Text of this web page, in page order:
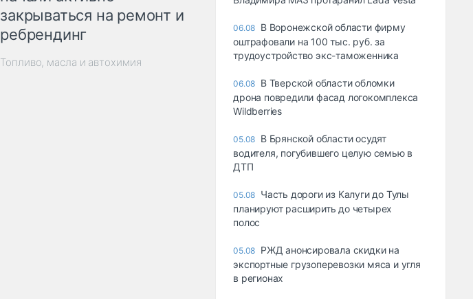
закрываться на ремонт и
ребрендинг
Топливо, масла и автохимия
06.08 В Воронежской области фирму
оштрафовали на 100 тыс. руб. за
трудоустройство экс-таможенника
06.08 В Тверской области обломки
дрона повредили фасад логокомплекса
Wildberries
05.08 В Брянской области осудят
водителя, погубившего целую семью в
ДТП
05.08 Часть дороги из Калуги до Тулы
планируют расширить до четырех
полос
05.08 РЖД анонсировала скидки на
экспортные грузоперевозки мяса и угля
в регионах